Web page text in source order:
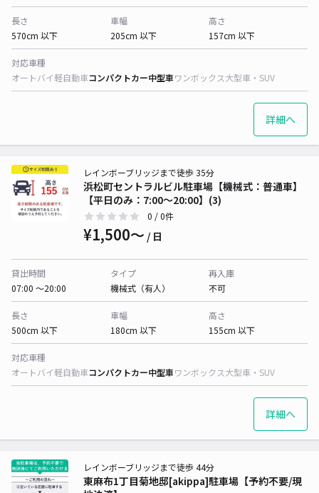
長さ
570cm 以下
車幅
205cm 以下
高さ
157cm 以下
対応車種
オートバイ軽自動車コンパクトカー中型車ワンボックス大型車・SUV
詳細へ
浜松町セントラルビル駐車場【機械式：普通車】
【平日のみ：7:00～20:00】(3)
レインボーブリッジまで徒歩 35分
0 / 0件
¥1,500〜 / 日
貸出時間
07:00 〜20:00
タイプ
機械式（有人）
再入庫
不可
長さ
500cm 以下
車幅
180cm 以下
高さ
155cm 以下
対応車種
オートバイ軽自動車コンパクトカー中型車ワンボックス大型車・SUV
詳細へ
東麻布1丁目菊地邸[akippa]駐車場【予約不要/現
レインボーブリッジまで徒歩 44分